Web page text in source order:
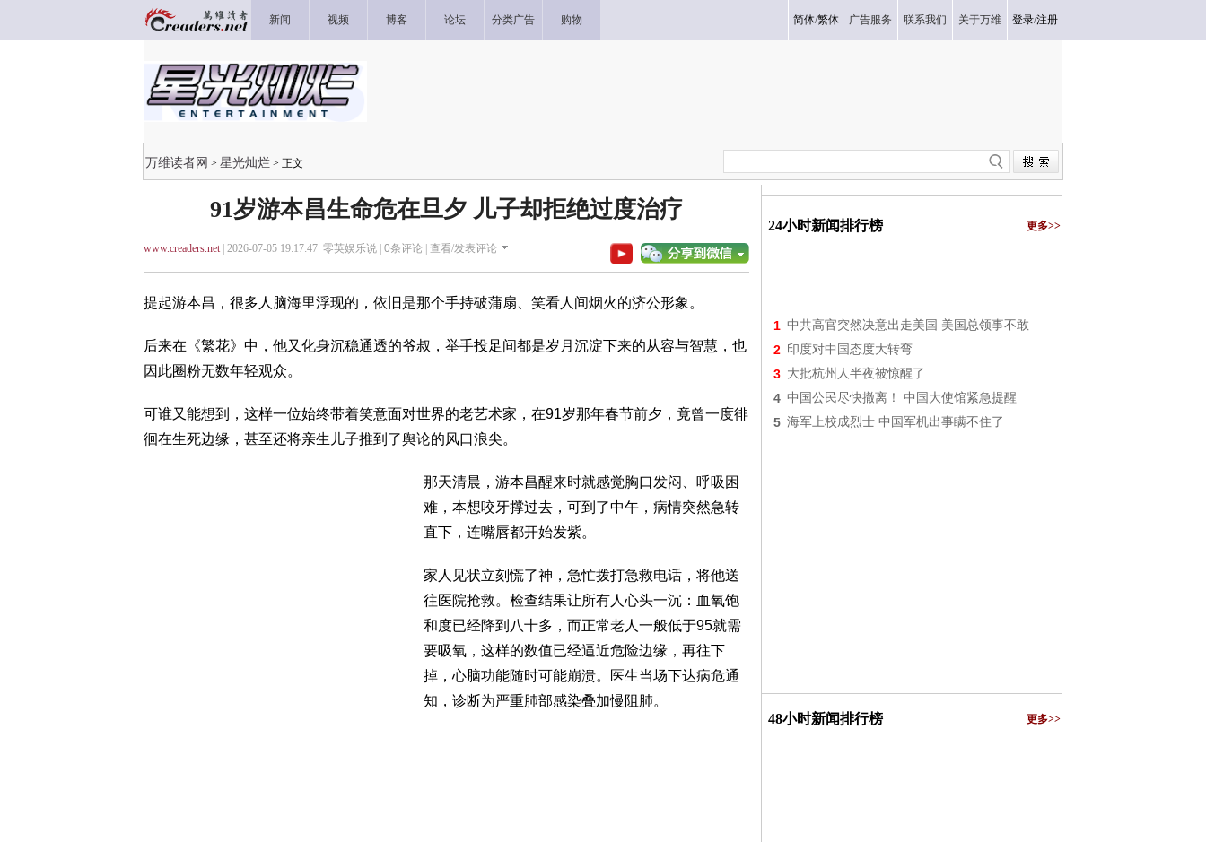
新闻 视频 博客 论坛 分类广告 购物 简体/繁体 广告服务 联系我们 关于万维 登录/注册
万维读者网 > 星光灿烂 > 正文
91岁游本昌生命危在旦夕 儿子却拒绝过度治疗
www.creaders.net| 2026-07-05 19:17:47 零英娱乐说 | 0条评论 | 查看/发表评论
提起游本昌，很多人脑海里浮现的，依旧是那个手持破蒲扇、笑看人间烟火的济公形象。
后来在《繁花》中，他又化身沉稳通透的爷叔，举手投足间都是岁月沉淀下来的从容与智慧，也
因此圈粉无数年轻观众。
可谁又能想到，这样一位始终带着笑意面对世界的老艺术家，在91岁那年春节前夕，竟曾一度徘
徊在生死边缘，甚至还将亲生儿子推到了舆论的风口浪尖。
那天清晨，游本昌醒来时就感觉胸口发闷、呼吸困
难，本想咬牙撑过去，可到了中午，病情突然急转
直下，连嘴唇都开始发紫。
家人见状立刻慌了神，急忙拨打急救电话，将他送
往医院抢救。检查结果让所有人心头一沉：血氧饱
和度已经降到八十多，而正常老人一般低于95就需
要吸氧，这样的数值已经逼近危险边缘，再往下
掉，心脑功能随时可能崩溃。医生当场下达病危通
知，诊断为严重肺部感染叠加慢阻肺。
24小时新闻排行榜 更多>>
1 中共高官突然决意出走美国 美国总领事不敢
2 印度对中国态度大转弯
3 大批杭州人半夜被惊醒了
4 中国公民尽快撤离！ 中国大使馆紧急提醒
5 海军上校成烈士 中国军机出事瞒不住了
48小时新闻排行榜 更多>>